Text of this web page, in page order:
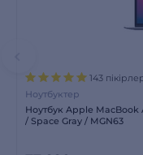
143
Ноутбуктер
Ноутбук Apple MacBook
/ Space Gray / MGN63